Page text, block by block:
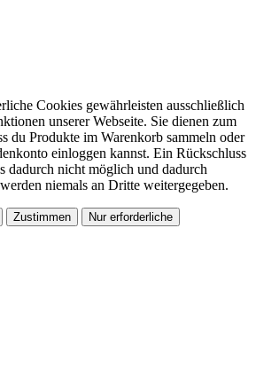
Cookies gewährleisten ausschließlich
unserer Webseite. Sie dienen zum
du Produkte im Warenkorb sammeln oder
einloggen kannst. Ein Rückschluss
dadurch nicht möglich und dadurch
niemals an Dritte weitergegeben.
Zustimmen Nur erforderliche